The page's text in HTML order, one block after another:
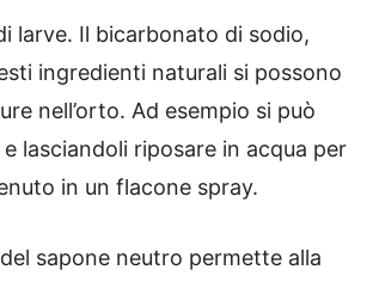
larve. Il bicarbonato di sodio,
ingredienti naturali si possono
nell’orto. Ad esempio si può
lasciandoli riposare in acqua per
in un flacone spray.
sapone neutro permette alla